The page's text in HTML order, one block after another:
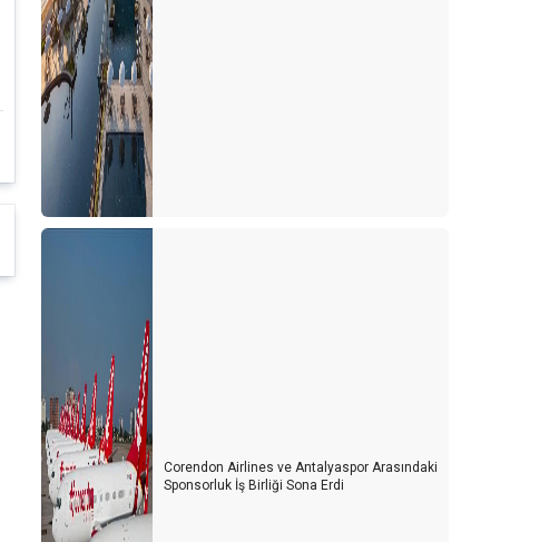
Corendon Airlines ve Antalyaspor Arasındaki
Sponsorluk İş Birliği Sona Erdi